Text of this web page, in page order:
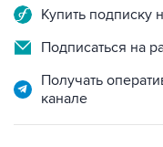
Купить подписку
Подписаться на
Получать
канале